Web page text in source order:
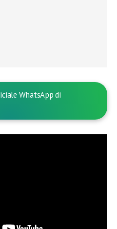
WhatsApp di